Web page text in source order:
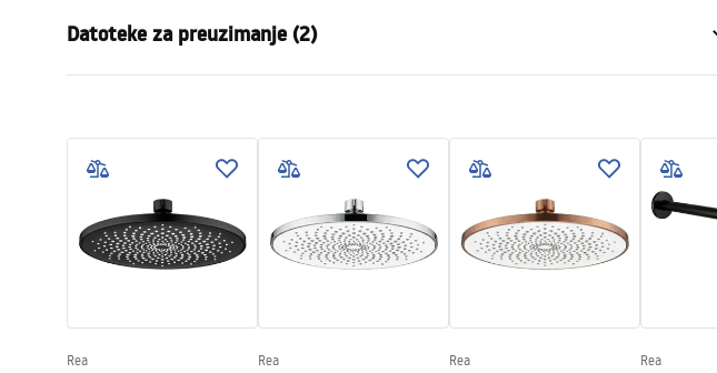
Materijal
Način montaže
Na vijke
Jamstvo
24 mjeseca
Datoteke za preuzimanje (2)
Warranty_Terms_and_Conditions_
Accessories_-_24.pdf
Rea Rea Rea Rea